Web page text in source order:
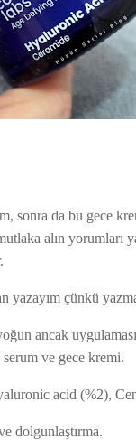
sonra da bu gece
alın yorumları
yazayım çünkü
ancak
ve gece kremi.
acid (%2),
dolgunlaştırma.